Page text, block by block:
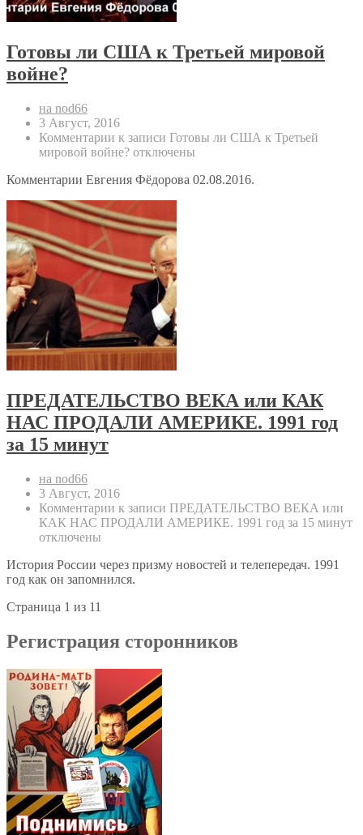
Готовы ли США к Третьей мировой
войне?
на nod66
3 Август, 2016
Комментарии к записи Готовы ли США к Третьей
мировой войне? отключены
Комментарии Евгения Фёдорова 02.08.2016.
ПРЕДАТЕЛЬСТВО ВЕКА или КАК
НАС ПРОДАЛИ АМЕРИКЕ. 1991 год
за 15 минут
на nod66
3 Август, 2016
Комментарии к записи ПРЕДАТЕЛЬСТВО ВЕКА или
КАК НАС ПРОДАЛИ АМЕРИКЕ. 1991 год за 15 минут
отключены
История России через призму новостей и телепередач. 1991
год как он запомнился.
Страница 1 из 11
Регистрация сторонников